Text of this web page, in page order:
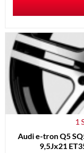
1
Audi e-tron Q5
9,5Jx21